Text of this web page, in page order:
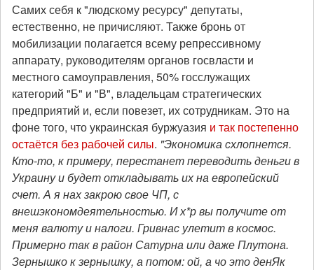
Самих себя к "людскому ресурсу" депутаты,
естественно, не причисляют. Также бронь от
мобилизации полагается всему репрессивному
аппарату, руководителям органов госвласти и
местного самоуправления, 50% госслужащих
категорий "Б" и "В", владельцам стратегических
предприятий и, если повезет, их сотрудникам. Это на
фоне того, что украинская буржуазия и так постепенно
остаётся без рабочей силы. "Экономика схлопнется.
Кто-то, к примеру, перестанет переводить деньги в
Украину и будет откладывать их на европейский
счет. А я нах закрою свое ЧП, с
внешэкономдеятельностью. И х*р вы получите от
меня валюту и налоги. Гривнас улетит в космос.
Примерно так в район Сатурна или даже Плутона.
Зернышко к зернышку, а потом: ой, а чо это денЯк